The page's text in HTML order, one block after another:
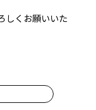
しくお願いいた